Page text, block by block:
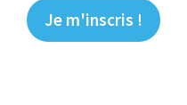
Je m'inscris !